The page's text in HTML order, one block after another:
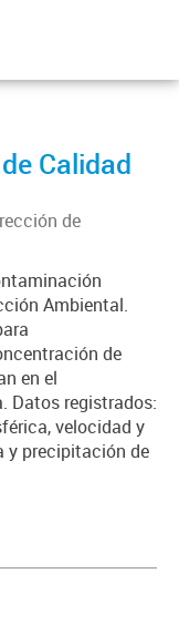
Calidad
de
Ambiental.
de
en el
Datos registrados:
velocidad y
y precipitación de